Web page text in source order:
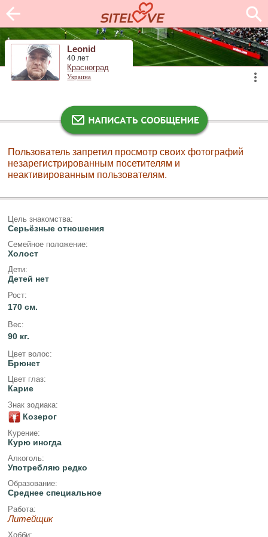
Leonid
40 лет
Красноград
Украина
Пользователь запретил просмотр своих фотографий
незарегистрированным посетителям и
неактивированным пользователям.
Цель знакомства:
Серьёзные отношения
Семейное положение:
Холост
Дети:
Детей нет
Рост:
170 см.
Вес:
90 кг.
Цвет волос:
Брюнет
Цвет глаз:
Карие
Знак зодиака:
Козерог
Курение:
Курю иногда
Алкоголь:
Употребляю редко
Образование:
Среднее специальное
Работа:
Литейщик
Хобби: